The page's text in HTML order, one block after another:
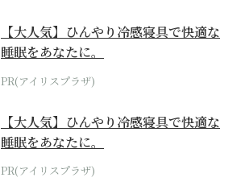
【大人気】ひんやり冷感寝具で快適な
睡眠をあなたに。
PR(アイリスプラザ)
【大人気】ひんやり冷感寝具で快適な
睡眠をあなたに。
PR(アイリスプラザ)